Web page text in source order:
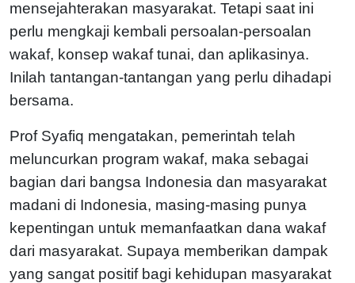
mensejahterakan masyarakat. Tetapi saat ini
perlu mengkaji kembali persoalan-persoalan
wakaf, konsep wakaf tunai, dan aplikasinya.
Inilah tantangan-tantangan yang perlu dihadapi
bersama.
Prof Syafiq mengatakan, pemerintah telah
meluncurkan program wakaf, maka sebagai
bagian dari bangsa Indonesia dan masyarakat
madani di Indonesia, masing-masing punya
kepentingan untuk memanfaatkan dana wakaf
dari masyarakat. Supaya memberikan dampak
yang sangat positif bagi kehidupan masyarakat